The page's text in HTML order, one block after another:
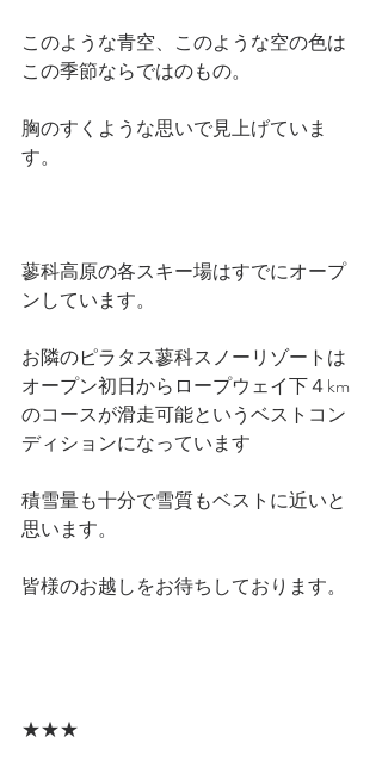
このような青空、このような空の色は
この季節ならではのもの。
胸のすくような思いで見上げていま
す。
蓼科高原の各スキー場はすでにオープ
ンしています。
お隣のピラタス蓼科スノーリゾートは
オープン初日からロープウェイ下４km
のコースが滑走可能というベストコン
ディションになっています
積雪量も十分で雪質もベストに近いと
思います。
皆様のお越しをお待ちしております。
★★★